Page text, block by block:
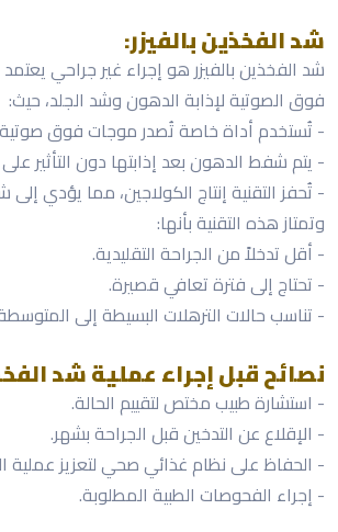
شد الفخذين بالفيزر:
شد الفخذين بالفيزر هو إجراء غير جراحي
فوق الصوتية لإذابة الدهون وشد الجلد، حيث:
- تُستخدم أداة خاصة تُصدر موجات فوق
- يتم شفط الدهون بعد إذابتها دون التأثير
- تُحفز التقنية إنتاج الكولاجين، مما يؤدي إلى
وتمتاز هذه التقنية بأنها:
- أقل تدخلاً من الجراحة التقليدية.
- تحتاج إلى فترة تعافي قصيرة.
- تناسب حالات الترهلات البسيطة إلى
نصائح قبل إجراء عملية شد
- استشارة طبيب مختص لتقييم الحالة.
- الإقلاع عن التدخين قبل الجراحة بشهر.
- الحفاظ على نظام غذائي صحي لتعزيز عملية
- إجراء الفحوصات الطبية المطلوبة.